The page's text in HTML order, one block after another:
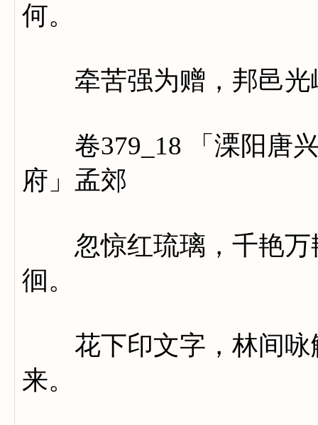
何。
牵苦强为赠，邦邑光
卷379_18 「溧阳唐兴
府」孟郊
忽惊红琉璃，千艳万
徊。
花下印文字，林间咏
来。